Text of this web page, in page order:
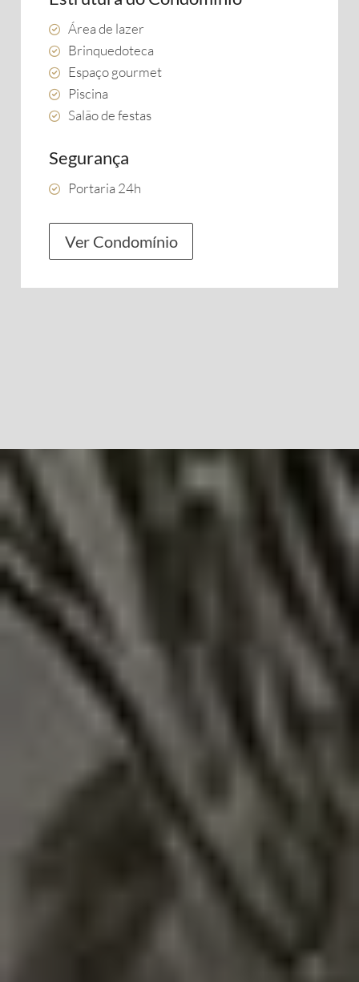
Área de lazer
Brinquedoteca
Espaço gourmet
Piscina
Salão de festas
Segurança
Portaria 24h
Ver Condomínio